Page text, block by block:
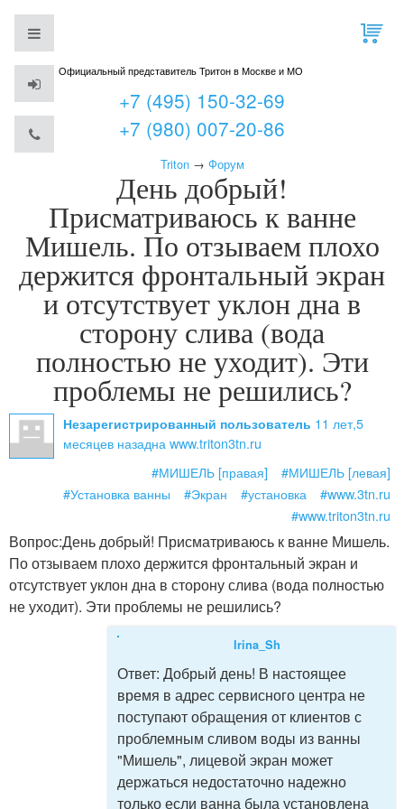
Официальный представитель Тритон в Москве и МО
+7 (495) 150-32-69
+7 (980) 007-20-86
Triton→ Форум
День добрый!
Присматриваюсь к ванне
Мишель. По отзываем плохо
держится фронтальный экран
и отсутствует уклон дна в
сторону слива (вода
полностью не уходит). Эти
проблемы не решились?
Незарегистрированный пользователь 11 лет,5
месяцев назадна www.triton3tn.ru
#МИШЕЛЬ [правая]
#МИШЕЛЬ [левая]
#Установка ванны
#Экран #установка
#www.3tn.ru
#www.triton3tn.ru
Вопрос:День добрый! Присматриваюсь к ванне Мишель.
По отзываем плохо держится фронтальный экран и
отсутствует уклон дна в сторону слива (вода полностью
не уходит). Эти проблемы не решились?
Irina_Sh
Ответ: Добрый день! В настоящее
время в адрес сервисного центра не
поступают обращения от клиентов с
проблемным сливом воды из ванны
"Мишель", лицевой экран может
держаться недостаточно надежно
только если ванна была установлена